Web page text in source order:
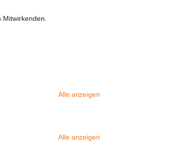
Alle anzeigen
Alle anzeigen